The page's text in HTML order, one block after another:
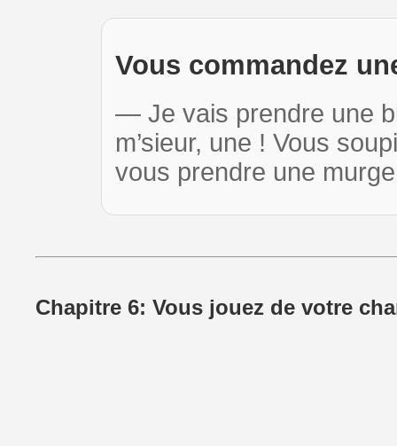
Vous commandez
— Je vais prendre une
m’sieur, une ! Vous
vous prendre une
Chapitre 6: Vous jouez de votre